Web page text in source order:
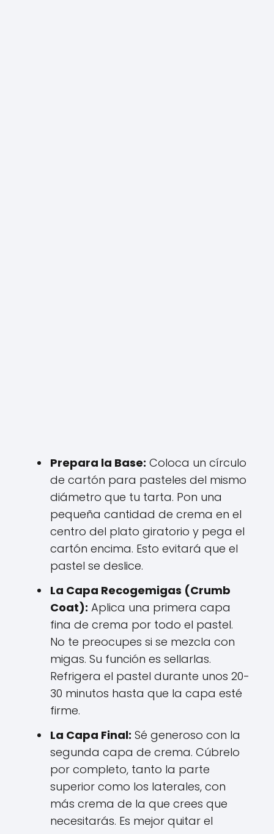
Prepara la Base: Coloca un círculo
de cartón para pasteles del mismo
diámetro que tu tarta. Pon una
pequeña cantidad de crema en el
centro del plato giratorio y pega el
cartón encima. Esto evitará que el
pastel se deslice.
La Capa Recogemigas (Crumb
Coat): Aplica una primera capa
fina de crema por todo el pastel.
No te preocupes si se mezcla con
migas. Su función es sellarlas.
Refrigera el pastel durante unos 20-
30 minutos hasta que la capa esté
firme.
La Capa Final: Sé generoso con la
segunda capa de crema. Cúbrelo
por completo, tanto la parte
superior como los laterales, con
más crema de la que crees que
necesitarás. Es mejor quitar el